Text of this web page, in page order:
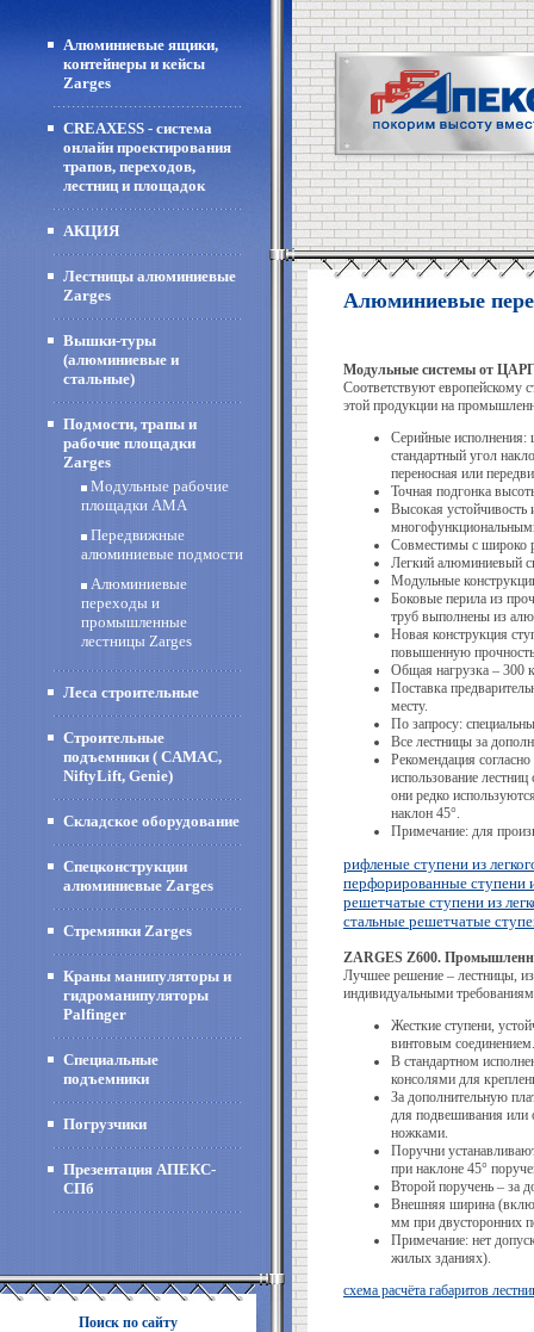
Алюминиевые ящики,
контейнеры и кейсы
Zarges
CREAXESS - система
онлайн проектирования
трапов, переходов,
лестниц и площадок
АКЦИЯ
Лестницы алюминиевые
Zarges
Вышки-туры
(алюминиевые и
стальные)
Подмости, трапы и
рабочие площадки
Zarges
Модульные рабочие
площадки AMA
Передвижные
алюминиевые подмости
Алюминиевые
переходы и
промышленные
лестницы Zarges
Леса строительные
Строительные
подъемники ( CAMAC,
NiftyLift, Genie)
Складское оборудование
Спецконструкции
алюминиевые Zarges
Стремянки Zarges
Краны манипуляторы и
гидроманипуляторы
Palfinger
Специальные
подъемники
Погрузчики
Презентация АПЕКС-
СПб
Поиск по сайту
Алюминиевые
Модульные системы от
Соответствуют европейскому
этой продукции на
Серийные исполнения:
стандартный угол
переносная или
Точная подгонка
Высокая
Совместимы с широко
Легкий алюминиевый
Модульные
Боковые перила из
труб выполнены из
Новая конструкция
повышенную
Общая нагрузка – 300
Поставка
месту.
По запросу:
Все лестницы за
Рекомендация
использование
они редко
наклон 45°.
Примечание: для
рифленые ступени из
перфорированные ступени
решетчатые ступени из
стальные решетчатые
ZARGES Z600.
Лучшее решение – лестницы,
индивидуальными
Жесткие ступени,
винтовым соединением.
В стандартном
консолями для
За дополнительную
для подвешивания
ножками.
Поручни
при наклоне 45°
Второй поручень – за
Внешняя ширина
мм при двусторонних
Примечание: нет
жилых зданиях).
схема расчёта габаритов